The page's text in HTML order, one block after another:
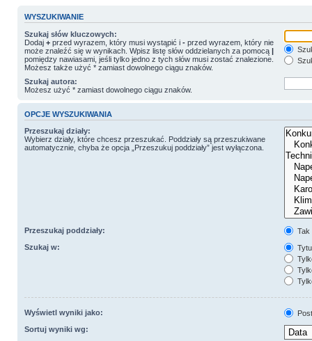
WYSZUKIWANIE
Szukaj słów kluczowych:
Dodaj +przed wyrazem, który musi wystąpić i -przed wyrazem, który nie
może znaleźć się w wynikach. Wpisz listę słów oddzielanych za pomocą |
pomiędzy nawiasami, jeśli tylko jedno z tych słów musi zostać znalezione.
Możesz także użyć * zamiast dowolnego ciągu znaków.
Szukaj autora:
Możesz użyć * zamiast dowolnego ciągu znaków.
OPCJE WYSZUKIWANIA
Przeszukaj działy:
Wybierz działy, które chcesz przeszukać. Poddziały są przeszukiwane
automatycznie, chyba że opcja „Przeszukuj poddziały” jest wyłączona.
Przeszukaj poddziały:
Tak
Szukaj w:
Wyświetl wyniki jako:
Sortuj wyniki wg: